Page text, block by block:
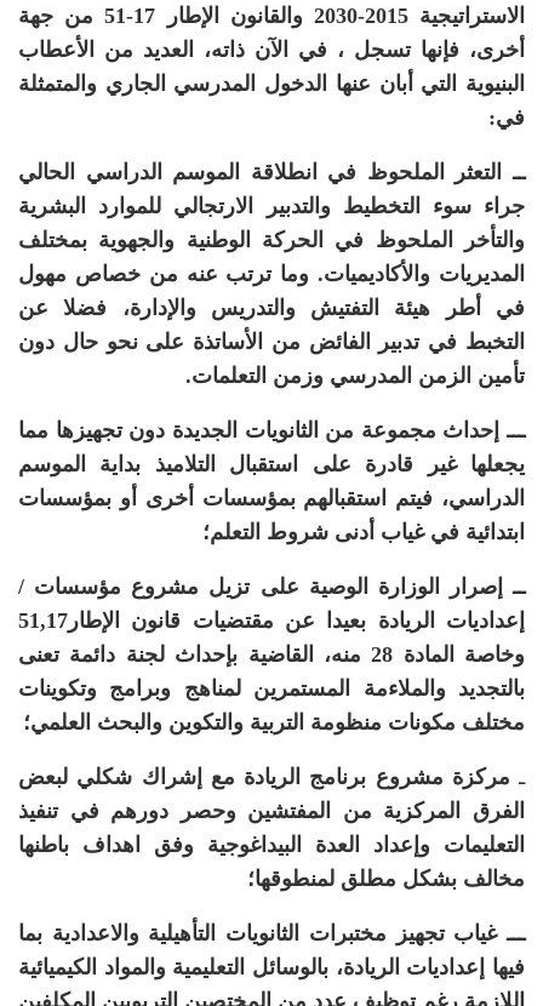
الاستراتيجية 2015-2030 والقانون الإطار 17-51 من جهة
أخرى، فإنها تسجل ، في الآن ذاته، العديد من الأعطاب
البنيوية التي أبان عنها الدخول المدرسي الجاري والمتمثلة
في:
ــ التعثر الملحوظ في انطلاقة الموسم الدراسي الحالي
جراء سوء التخطيط والتدبير الارتجالي للموارد البشرية
والتأخر الملحوظ في الحركة الوطنية والجهوية بمختلف
المديريات والأكاديميات. وما ترتب عنه من خصاص مهول
في أطر هيئة التفتيش والتدريس والإدارة، فضلا عن
التخبط في تدبير الفائض من الأساتذة على نحو حال دون
تأمين الزمن المدرسي وزمن التعلمات.
ـــ إحداث مجموعة من الثانويات الجديدة دون تجهيزها مما
يجعلها غير قادرة على استقبال التلاميذ بداية الموسم
الدراسي، فيتم استقبالهم بمؤسسات أخرى أو بمؤسسات
ابتدائية في غياب أدنى شروط التعلم؛
ــ إصرار الوزارة الوصية على تزيل مشروع مؤسسات /
إعداديات الريادة بعيدا عن مقتضيات قانون الإطار51,17
وخاصة المادة 28 منه، القاضية بإحداث لجنة دائمة تعنى
بالتجديد والملاءمة المستمرين لمناهج وبرامج وتكوينات
مختلف مكونات منظومة التربية والتكوين والبحث العلمي؛
ـ مركزة مشروع برنامج الريادة مع إشراك شكلي لبعض
الفرق المركزية من المفتشين وحصر دورهم في تنفيذ
التعليمات وإعداد العدة البيداغوجية وفق اهداف باطنها
مخالف بشكل مطلق لمنطوقها؛
ـــ غياب تجهيز مختبرات الثانويات التأهيلية والاعدادية بما
فيها إعداديات الريادة، بالوسائل التعليمية والمواد الكيميائية